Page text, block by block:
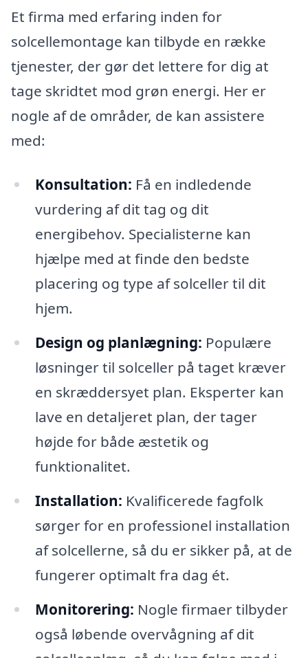
Et firma med erfaring inden for
solcellemontage kan tilbyde en række
tjenester, der gør det lettere for dig at
tage skridtet mod grøn energi. Her er
nogle af de områder, de kan assistere
med:
Konsultation: Få en indledende
vurdering af dit tag og dit
energibehov. Specialisterne kan
hjælpe med at finde den bedste
placering og type af solceller til dit
hjem.
Design og planlægning: Populære
løsninger til solceller på taget kræver
en skræddersyet plan. Eksperter kan
lave en detaljeret plan, der tager
højde for både æstetik og
funktionalitet.
Installation: Kvalificerede fagfolk
sørger for en professionel installation
af solcellerne, så du er sikker på, at de
fungerer optimalt fra dag ét.
Monitorering: Nogle firmaer tilbyder
også løbende overvågning af dit